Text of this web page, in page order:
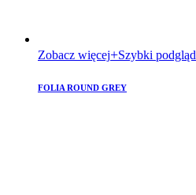
Zobacz więcej Szybki podgląd
FOLIA ROUND GREY